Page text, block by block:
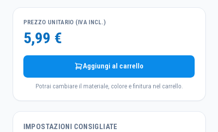
PREZZO UNITARIO (IVA INCL.)
5,99 €
Aggiungi al carrello
Potrai cambiare il materiale, colore e finitura nel carrello.
IMPOSTAZIONI CONSIGLIATE